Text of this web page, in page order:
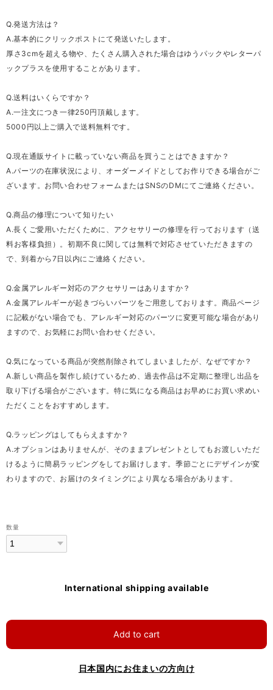
Q.発送方法は？
A.基本的にクリックポストにて発送いたします。
厚さ3cmを超える物や、たくさん購入された場合はゆうパックやレターパ
ックプラスを使用することがあります。
Q.送料はいくらですか？
A.一注文につき一律250円頂戴します。
5000円以上ご購入で送料無料です。
Q.現在通販サイトに載っていない商品を買うことはできますか？
A.パーツの在庫状況により、オーダーメイドとしてお作りできる場合がご
ざいます。お問い合わせフォームまたはSNSのDMにてご連絡ください。
Q.商品の修理について知りたい
A.長くご愛用いただくために、アクセサリーの修理を行っております（送
料お客様負担）。初期不良に関しては無料で対応させていただきますの
で、到着から7日以内にご連絡ください。
Q.金属アレルギー対応のアクセサリーはありますか？
A.金属アレルギーが起きづらいパーツをご用意しております。商品ページ
に記載がない場合でも、アレルギー対応のパーツに変更可能な場合があり
ますので、お気軽にお問い合わせください。
Q.気になっている商品が突然削除されてしまいましたが、なぜですか？
A.新しい商品を製作し続けているため、過去作品は不定期に整理し出品を
取り下げる場合がございます。特に気になる商品はお早めにお買い求めい
ただくことをおすすめします。
Q.ラッピングはしてもらえますか？
A.オプションはありませんが、そのままプレゼントとしてもお渡しいただ
けるように簡易ラッピングをしてお届けします。季節ごとにデザインが変
わりますので、お届けのタイミングにより異なる場合があります。
数量
International shipping available
Add to cart
日本国内にお住まいの方向け